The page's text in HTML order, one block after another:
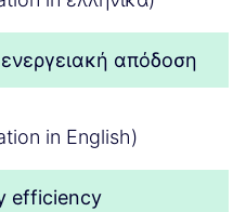
απόδοση
in English)
efficiency